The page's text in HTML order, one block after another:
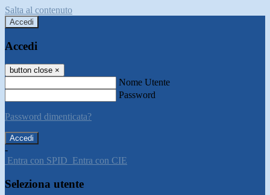
Salta al contenuto
Accedi
Accedi
button close ×
Nome Utente
Password
Password dimenticata?
-
Entra con SPID Entra con CIE
Seleziona utente